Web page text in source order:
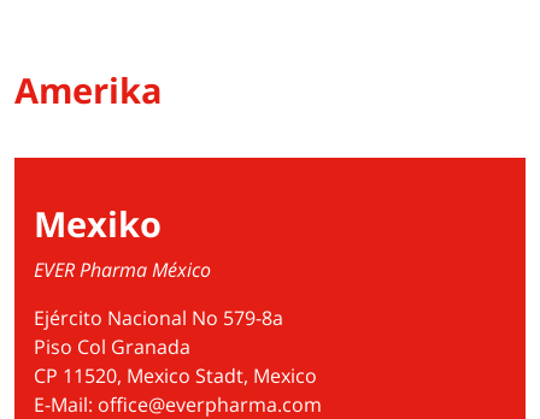
Amerika
Mexiko
EVER Pharma México
Ejército Nacional No 579-8a
Piso Col Granada
CP 11520, Mexico Stadt, Mexico
E-Mail: office@everpharma.com